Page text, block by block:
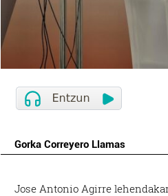
Gorka Correyero Llamas
Jose Antonio Agirre